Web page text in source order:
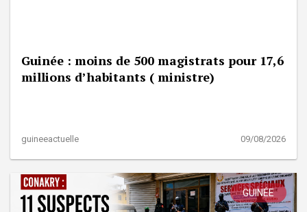
Guinée : moins de 500 magistrats pour 17,6
millions d’habitants ( ministre)
guineeactuelle 09/08/2026
GUINÉE